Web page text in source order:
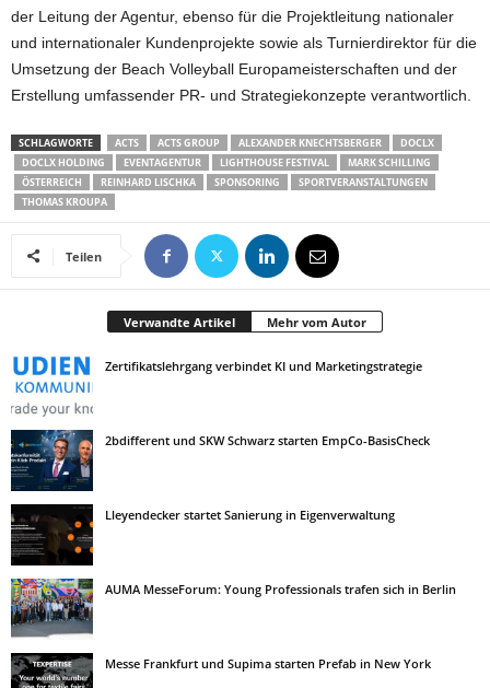
der Leitung der Agentur, ebenso für die Projektleitung nationaler
und internationaler Kundenprojekte sowie als Turnierdirektor für die
Umsetzung der Beach Volleyball Europameisterschaften und der
Erstellung umfassender PR- und Strategiekonzepte verantwortlich.
SCHLAGWORTE ACTS ACTS GROUP ALEXANDER KNECHTSBERGER
DOCLX
DOCLX HOLDING
EVENTAGENTUR LIGHTHOUSE FESTIVAL
MARK SCHILLING
ÖSTERREICH
REINHARD LISCHKA SPONSORING
SPORTVERANSTALTUNGEN
THOMAS KROUPA
Teilen
Verwandte Artikel Mehr vom Autor
Zertifikatslehrgang verbindet KI und Marketingstrategie
2bdifferent und SKW Schwarz starten EmpCo-BasisCheck
Lleyendecker startet Sanierung in Eigenverwaltung
AUMA MesseForum: Young Professionals trafen sich in Berlin
Messe Frankfurt und Supima starten Prefab in New York